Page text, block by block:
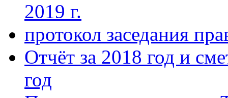
2019 г.
протокол заседания
Отчёт за 2018 год и
год